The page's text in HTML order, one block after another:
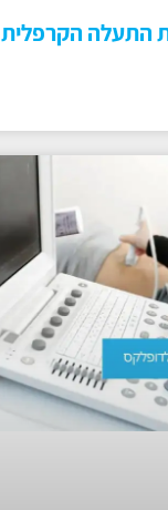
התעלה הקרפלית